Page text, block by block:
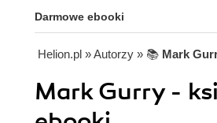
Darmowe ebooki
Helion.pl » Autorzy » 📚 Mark
Mark Gurry -